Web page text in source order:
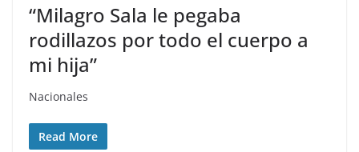
“Milagro Sala le pegaba
rodillazos por todo el cuerpo a
mi hija”
Nacionales
Read More